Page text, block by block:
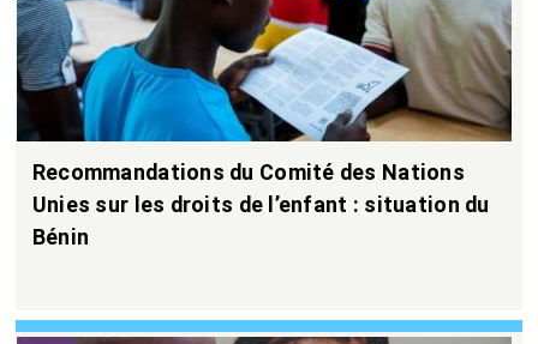
Recommandations du Comité des Nations
Unies sur les droits de l’enfant : situation du
Bénin